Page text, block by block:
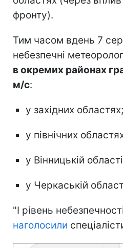
фронту).
Тим часом вдень 7
небезпечні
в окремих районах
м/с:
у західних областях;
у північних
у Вінницькій
у Черкаській
"I рівень
наголосили